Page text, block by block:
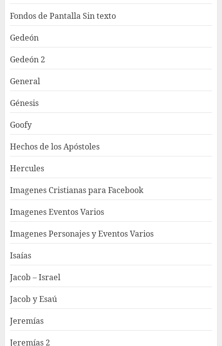
Fondos de Pantalla Sin texto
Gedeón
Gedeón 2
General
Génesis
Goofy
Hechos de los Apóstoles
Hercules
Imagenes Cristianas para Facebook
Imagenes Eventos Varios
Imagenes Personajes y Eventos Varios
Isaías
Jacob – Israel
Jacob y Esaú
Jeremías
Jeremías 2